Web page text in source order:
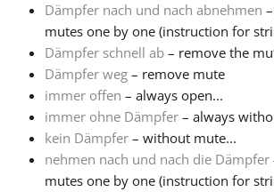
Tiếng Việt
Türkçe
Українська
Dämpfer nach und nach abnehmen
mutes one by one (instruction for
Dämpfer schnell ab – remove the
Dämpfer weg – remove mute
immer offen – always open...
immer ohne Dämpfer – always
kein Dämpfer – without mute...
nehmen nach und nach die Dämpfer
mutes one by one (instruction for